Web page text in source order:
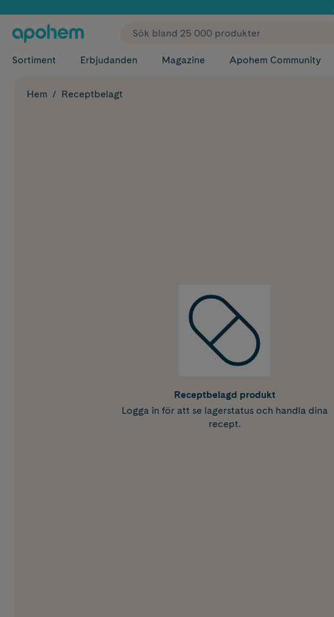
✓ Fri frakt
Sortiment Erbjudanden Magazine Apohem Community
Hem Receptbelagt
Receptbelagd produkt
Logga in för att se lagerstatus och handla dina
recept.